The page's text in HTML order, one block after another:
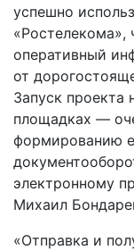
успешно
«Ростелекома»,
оперативный
от
Запуск проекта
площадках —
формированию
электронному
Михаил
«Отправка и